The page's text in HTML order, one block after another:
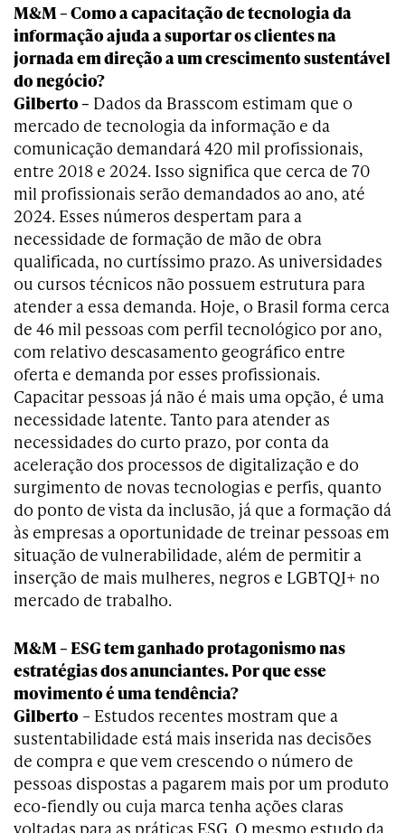
M&M – Como a capacitação de tecnologia da
informação ajuda a suportar os clientes na
jornada em direção a um crescimento sustentável
do negócio?
Gilberto – Dados da Brasscom estimam que o
mercado de tecnologia da informação e da
comunicação demandará 420 mil profissionais,
entre 2018 e 2024. Isso significa que cerca de 70
mil profissionais serão demandados ao ano, até
2024. Esses números despertam para a
necessidade de formação de mão de obra
qualificada, no curtíssimo prazo. As universidades
ou cursos técnicos não possuem estrutura para
atender a essa demanda. Hoje, o Brasil forma cerca
de 46 mil pessoas com perfil tecnológico por ano,
com relativo descasamento geográfico entre
oferta e demanda por esses profissionais.
Capacitar pessoas já não é mais uma opção, é uma
necessidade latente. Tanto para atender as
necessidades do curto prazo, por conta da
aceleração dos processos de digitalização e do
surgimento de novas tecnologias e perfis, quanto
do ponto de vista da inclusão, já que a formação dá
às empresas a oportunidade de treinar pessoas em
situação de vulnerabilidade, além de permitir a
inserção de mais mulheres, negros e LGBTQI+ no
mercado de trabalho.
M&M – ESG tem ganhado protagonismo nas
estratégias dos anunciantes. Por que esse
movimento é uma tendência?
Gilberto – Estudos recentes mostram que a
sustentabilidade está mais inserida nas decisões
de compra e que vem crescendo o número de
pessoas dispostas a pagarem mais por um produto
eco-fiendly ou cuja marca tenha ações claras
voltadas para as práticas ESG. O mesmo estudo da